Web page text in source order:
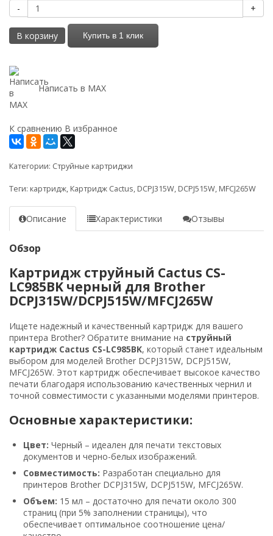
- +
В корзину Купить в 1 клик
Написать в MAX
К сравнению В избранное
Категории: Струйные картриджи
Теги: картридж, Картридж Cactus, DCPJ315W, DCPJ515W, MFCJ265W
Описание Характеристики Отзывы
Обзор
Картридж струйный Cactus CS-
LC985BK черный для Brother
DCPJ315W/DCPJ515W/MFCJ265W
Ищете надежный и качественный картридж для вашего
принтера Brother? Обратите внимание на струйный
картридж Cactus CS-LC985BK, который станет идеальным
выбором для моделей Brother DCPJ315W, DCPJ515W,
MFCJ265W. Этот картридж обеспечивает высокое качество
печати благодаря использованию качественных чернил и
точной совместимости с указанными моделями принтеров.
Основные характеристики:
Цвет: Черный – идеален для печати текстовых
документов и черно-белых изображений.
Совместимость: Разработан специально для
принтеров Brother DCPJ315W, DCPJ515W, MFCJ265W.
Объем: 15 мл – достаточно для печати около 300
страниц (при 5% заполнении страницы), что
обеспечивает оптимальное соотношение цена/